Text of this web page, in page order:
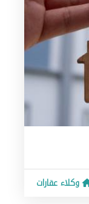
وكلاء عقارات